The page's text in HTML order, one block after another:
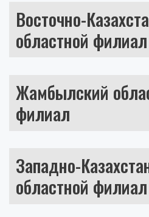
Восточно-
областной филиал
Жамбылский
филиал
Западно-
областной филиал